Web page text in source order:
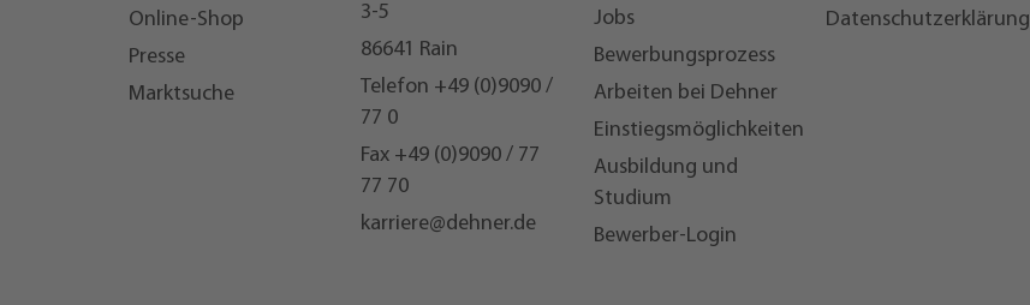
Online-Shop
Presse
Marktsuche
3-5
86641 Rain
Telefon +49 (0)9090 /
77 0
Fax +49 (0)9090 / 77
77 70
karriere@dehner.de
Jobs
Bewerbungsprozess
Arbeiten bei Dehner
Einstiegsmöglichkeiten
Ausbildung und
Studium
Bewerber-Login
Datenschutzerklärung